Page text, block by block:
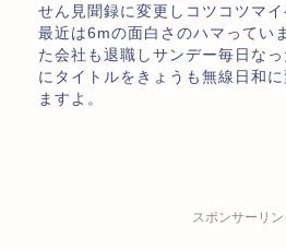
せん見聞録に変更しコツコツマイ
最近は6mの面白さのハマってい
た会社も退職しサンデー毎日な
にタイトルをきょうも無線日和
ますよ。
スポンサーリン